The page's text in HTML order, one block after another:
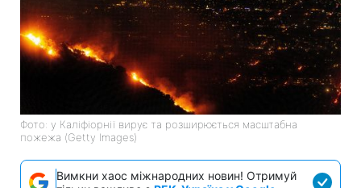
Фото: у Каліфіорнії вирує та розширюється масштабна
пожежа (Getty Images)
Вимкни хаос міжнародних новин! Отримуй